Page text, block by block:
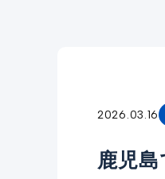
2026.03.16
鹿児